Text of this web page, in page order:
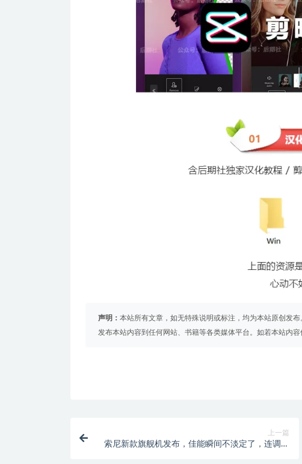
声明： 本站所有文章，如无特殊说明或标注，均为本站原创发
发布本站内容到任何网站、书籍等各类媒体平台。如若本站内
上一篇
索尼新款旗舰机发布，佳能瞬间不淡定了，连调色